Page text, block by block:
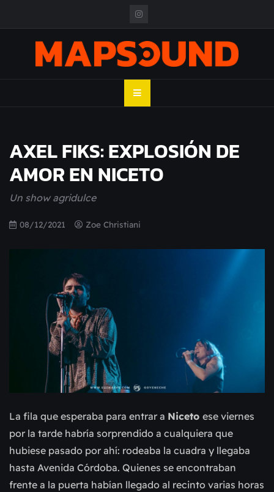
MAPSOUND
AXEL FIKS: EXPLOSIÓN DE
AMOR EN NICETO
Un show agridulce
08/12/2021 Zoe Christiani
La fila que esperaba para entrar a Niceto ese viernes
por la tarde habría sorprendido a cualquiera que
hubiese pasado por ahí: rodeaba la cuadra y llegaba
hasta Avenida Córdoba. Quienes se encontraban
frente a la puerta habían llegado al recinto varias horas